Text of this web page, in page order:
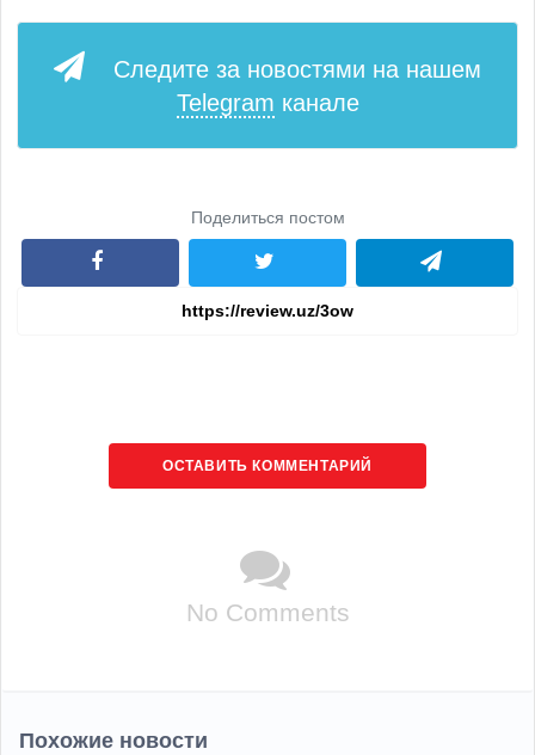
Следите за новостями на нашем
Telegram канале
Поделиться постом
ОСТАВИТЬ КОММЕНТАРИЙ
No Comments
Похожие новости